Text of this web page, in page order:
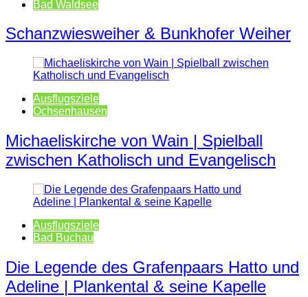
Bad Waldsee
Schanzwiesweiher & Bunkhofer Weiher
Ausflugsziele
Ochsenhausen
Michaeliskirche von Wain | Spielball
zwischen Katholisch und Evangelisch
Ausflugsziele
Bad Buchau
Die Legende des Grafenpaars Hatto und
Adeline | Plankental & seine Kapelle